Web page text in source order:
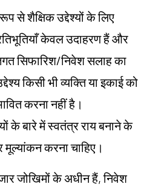
से शैक्षिक उद्देश्यों के लिए
केवल उदाहरण हैं और
सिफारिश/निवेश सलाह का
किसी भी व्यक्ति या इकाई को
करना नहीं है।
के बारे में स्वतंत्र राय बनाने के
करना चाहिए।
जोखिमों के अधीन हैं, निवेश